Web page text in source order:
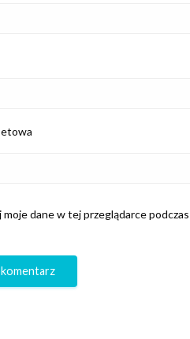
moje dane w tej przeglądarce